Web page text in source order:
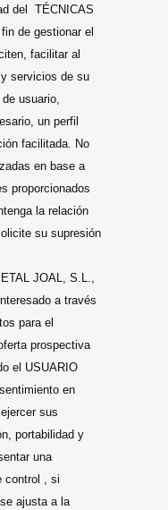
del TÉCNICAS
de gestionar el
facilitar al
servicios de su
usuario,
un perfil
facilitada. No
en base a
proporcionados
la relación
su supresión
JOAL, S.L.,
a través
para el
prospectiva
el USUARIO
en
sus
portabilidad y
una
control , si
ajusta a la